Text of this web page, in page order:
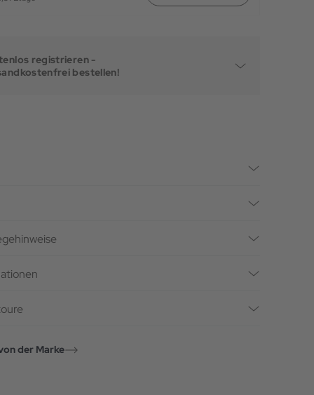
registrieren -
bestellen!
der Marke